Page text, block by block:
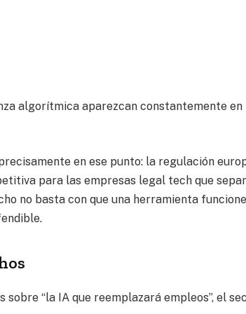
algorítmica aparezcan constantemente en
en ese punto: la regulación
para las empresas legal tech que
no basta con que una herramienta
“la IA que reemplazará empleos”, el